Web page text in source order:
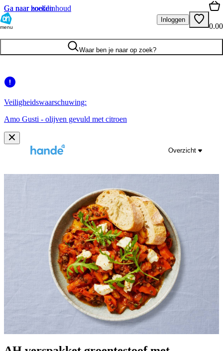
Ga naar hoofdinhoud
Ga naar zoeken
menu
Inloggen
0.00
Waar ben je naar op zoek?
Veiligheidswaarschuwing:
Amo Gusti - olijven gevuld met citroen
Overzicht